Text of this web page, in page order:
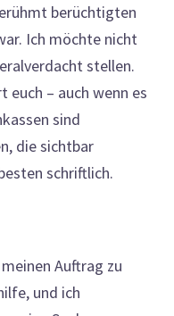
berüchtigten
Ich möchte nicht
stellen.
– auch wenn es
sind
die sichtbar
schriftlich.
Auftrag zu
und ich